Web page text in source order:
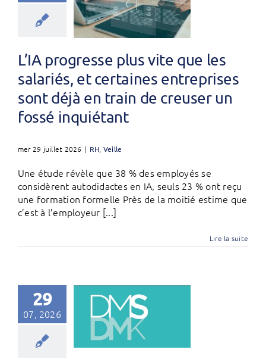
L’IA progresse plus vite que les
salariés, et certaines entreprises
sont déjà en train de creuser un
fossé inquiétant
mer 29 juillet 2026 | RH Veille
Une étude révèle que 38 % des employés se
considèrent autodidactes en IA, seuls 23 % ont reçu
une formation formelle Près de la moitié estime que
c’est à l’employeur [...]
Lire la suite
29
07, 2026